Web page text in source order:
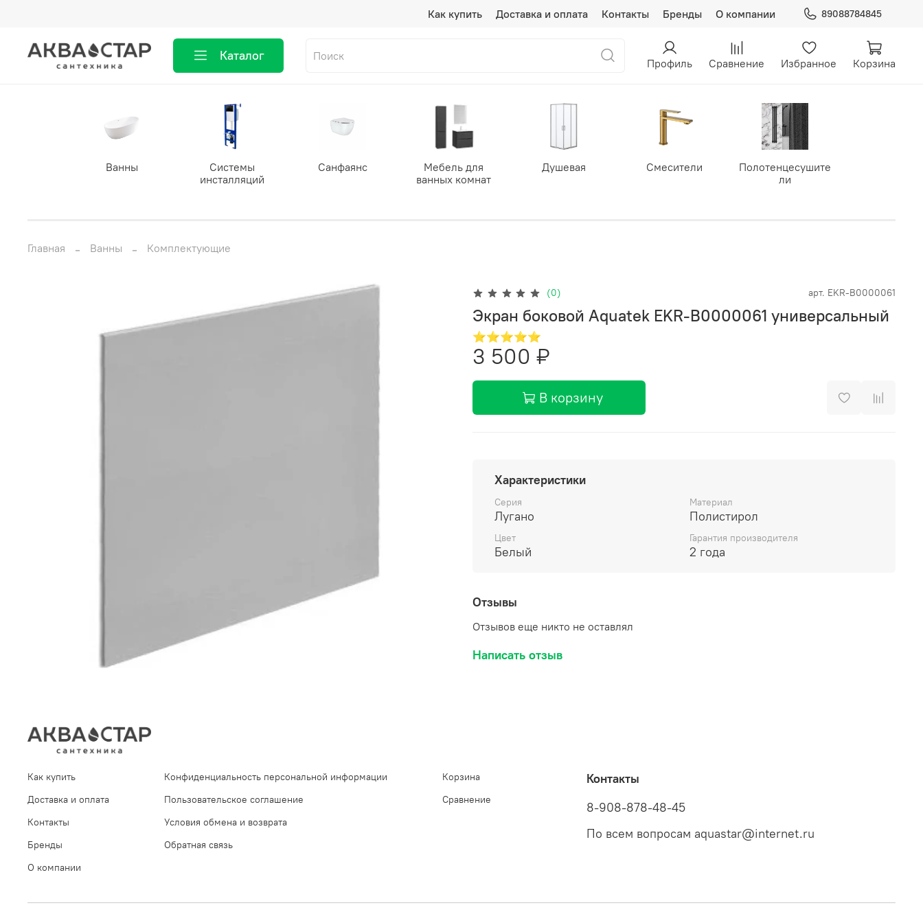
Как купить Доставка и оплата Контакты Бренды О компании 89088784845
Каталог Профиль Сравнение Избранное Корзина
Ванны
Системы
инсталляций
Санфаянс
Мебель для
ванных комнат
Душевая Смесители
Полотенцесушите
ли
Главная Ванны Комплектующие
(0) арт. EKR-B0000061
Экран боковой Aquatek EKR-B0000061 универсальный
⭐⭐⭐⭐⭐
3 500 ₽
В корзину
Характеристики
Серия
Лугано
Материал
Полистирол
Цвет
Белый
Гарантия производителя
2 года
Отзывы
Отзывов еще никто не оставлял
Написать отзыв
Как купить
Доставка и оплата
Контакты
Бренды
О компании
Конфиденциальность персональной информации
Пользовательское соглашение
Условия обмена и возврата
Обратная связь
Корзина
Сравнение
Контакты
8-908-878-48-45
По всем вопросам aquastar@internet.ru